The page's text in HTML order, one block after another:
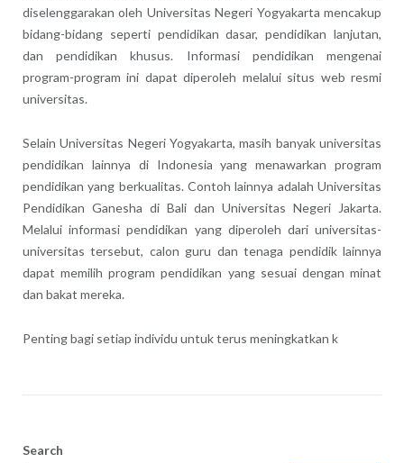
diselenggarakan oleh Universitas Negeri Yogyakarta mencakup
bidang-bidang seperti pendidikan dasar, pendidikan lanjutan,
dan pendidikan khusus. Informasi pendidikan mengenai
program-program ini dapat diperoleh melalui situs web resmi
universitas.
Selain Universitas Negeri Yogyakarta, masih banyak universitas
pendidikan lainnya di Indonesia yang menawarkan program
pendidikan yang berkualitas. Contoh lainnya adalah Universitas
Pendidikan Ganesha di Bali dan Universitas Negeri Jakarta.
Melalui informasi pendidikan yang diperoleh dari universitas-
universitas tersebut, calon guru dan tenaga pendidik lainnya
dapat memilih program pendidikan yang sesuai dengan minat
dan bakat mereka.
Penting bagi setiap individu untuk terus meningkatkan k
Search